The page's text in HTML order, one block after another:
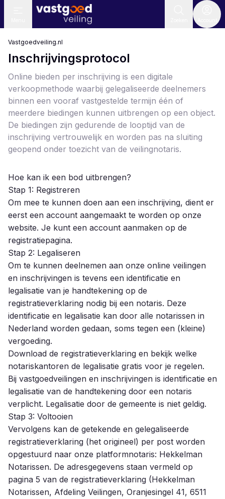
Vastgoedveiling.nl
Inschrijvingsprotocol
Online bieden per inschrijving is een digitale
verkoopmethode waarbij gelegaliseerde deelnemers
binnen een vooraf vastgestelde termijn één of
meerdere biedingen kunnen uitbrengen op een object.
De biedingen zijn gedurende de looptijd van de
inschrijving vertrouwelijk en worden pas na sluiting
geopend onder toezicht van de veilingnotaris.
Hoe kan ik een bod uitbrengen?
Stap 1: Registreren
Om mee te kunnen doen aan een inschrijving, dient er
eerst een account aangemaakt te worden op onze
website. Je kunt een account aanmaken op de
registratiepagina.
Stap 2: Legaliseren
Om te kunnen deelnemen aan onze online veilingen
en inschrijvingen is tevens een identificatie en
legalisatie van je handtekening op de
registratieverklaring nodig bij een notaris. Deze
identificatie en legalisatie kan door alle notarissen in
Nederland worden gedaan, soms tegen een (kleine)
vergoeding.
Download de registratieverklaring en bekijk welke
notariskantoren de legalisatie gratis voor je regelen.
Bij vastgoedveilingen en inschrijvingen is identificatie en
legalisatie van de handtekening door een notaris
verplicht. Legalisatie door de gemeente is niet geldig.
Stap 3: Voltooien
Vervolgens kan de getekende en gelegaliseerde
registratieverklaring (het origineel) per post worden
opgestuurd naar onze platformnotaris: Hekkelman
Notarissen. De adresgegevens staan vermeld op
pagina 5 van de registratieverklaring (Hekkelman
Notarissen, Afdeling Veilingen, Oranjesingel 41, 6511